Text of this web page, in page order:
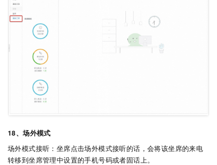
18、场外模式
场外模式接听：坐席点击场外模式接听的话，会将该坐席的来电
转移到坐席管理中设置的手机号码或者固话上。